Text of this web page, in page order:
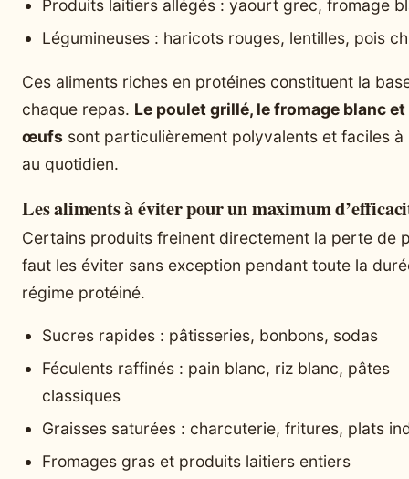
Produits laitiers allégés : yaourt grec, fromage
Légumineuses : haricots rouges, lentilles, pois
Ces aliments riches en protéines constituent la
chaque repas. Le poulet grillé, le fromage blanc et
œufs sont particulièrement polyvalents et faciles
au quotidien.
Les aliments à éviter pour un maximum
Certains produits freinent directement la perte de
faut les éviter sans exception pendant toute la
régime protéiné.
Sucres rapides : pâtisseries, bonbons, sodas
Féculents raffinés : pain blanc, riz blanc, pâtes
classiques
Graisses saturées : charcuterie, fritures, plats
Fromages gras et produits laitiers entiers